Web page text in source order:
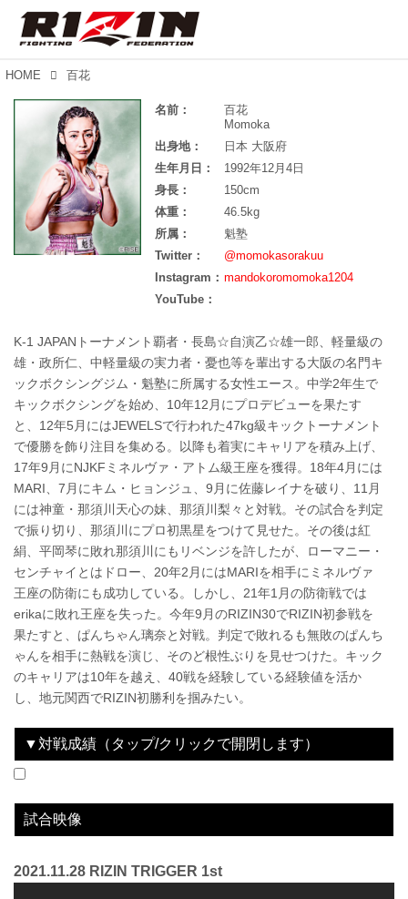
HOME 百花
名前：
百花
Momoka
出身地：
日本 大阪府
生年月日：
1992年12月4日
身長：
150cm
体重：
46.5kg
所属：
魁塾
Twitter：
@momokasorakuu
Instagram： mandokoromomoka1204
YouTube：
K-1 JAPANトーナメント覇者・長島☆自演乙☆雄一郎、軽量級の
雄・政所仁、中軽量級の実力者・憂也等を輩出する大阪の名門キ
ックボクシングジム・魁塾に所属する女性エース。中学2年生で
キックボクシングを始め、10年12月にプロデビューを果たす
と、12年5月にはJEWELSで行われた47kg級キックトーナメント
で優勝を飾り注目を集める。以降も着実にキャリアを積み上げ、
17年9月にNJKFミネルヴァ・アトム級王座を獲得。18年4月には
MARI、7月にキム・ヒョンジュ、9月に佐藤レイナを破り、11月
には神童・那須川天心の妹、那須川梨々と対戦。その試合を判定
で振り切り、那須川にプロ初黒星をつけて見せた。その後は紅
絹、平岡琴に敗れ那須川にもリベンジを許したが、ローマニー・
センチャイとはドロー、20年2月にはMARIを相手にミネルヴァ
王座の防衛にも成功している。しかし、21年1月の防衛戦では
erikaに敗れ王座を失った。今年9月のRIZIN30でRIZIN初参戦を
果たすと、ぱんちゃん璃奈と対戦。判定で敗れるも無敗のぱんち
ゃんを相手に熱戦を演じ、そのど根性ぶりを見せつけた。キック
のキャリアは10年を越え、40戦を経験している経験値を活か
し、地元関西でRIZIN初勝利を掴みたい。
▼対戦成績（タップ/クリックで開閉します）
試合映像
2021.11.28 RIZIN TRIGGER 1st